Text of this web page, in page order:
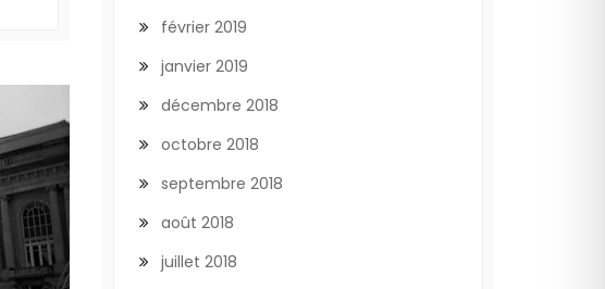
février 2019
janvier 2019
décembre 2018
octobre 2018
septembre 2018
août 2018
juillet 2018